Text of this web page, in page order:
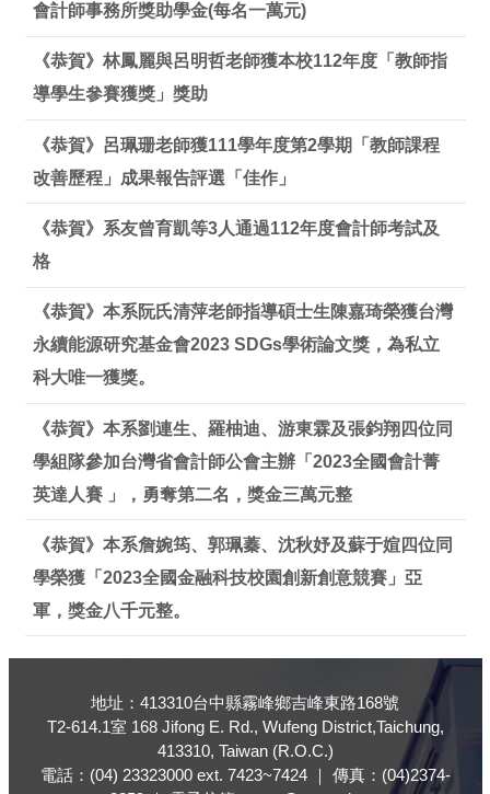
會計師事務所獎助學金(每名一萬元)
《恭賀》林鳳麗與呂明哲老師獲本校112年度「教師指
導學生參賽獲獎」獎助
《恭賀》呂珮珊老師獲111學年度第2學期「教師課程
改善歷程」成果報告評選「佳作」
《恭賀》系友曾育凱等3人通過112年度會計師考試及
格
《恭賀》本系阮氏清萍老師指導碩士生陳嘉琦榮獲台灣
永續能源研究基金會2023 SDGs學術論文獎，為私立
科大唯一獲獎。
《恭賀》本系劉連生、羅柚迪、游東霖及張鈞翔四位同
學組隊參加台灣省會計師公會主辦「2023全國會計菁
英達人賽 」，勇奪第二名，獎金三萬元整
《恭賀》本系詹婉筠、郭珮蓁、沈秋妤及蘇于媗四位同
學榮獲「2023全國金融科技校園創新創意競賽」亞
軍，獎金八千元整。
地址：413310台中縣霧峰鄉吉峰東路168號
T2-614.1室 168 Jifong E. Rd., Wufeng District,Taichung,
413310, Taiwan (R.O.C.)
電話：(04) 23323000 ext. 7423~7424 ｜ 傳真：(04)2374-